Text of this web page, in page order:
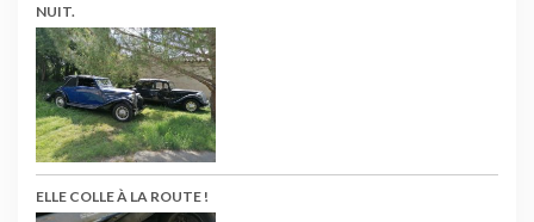
NUIT.
ELLE COLLE À LA ROUTE !